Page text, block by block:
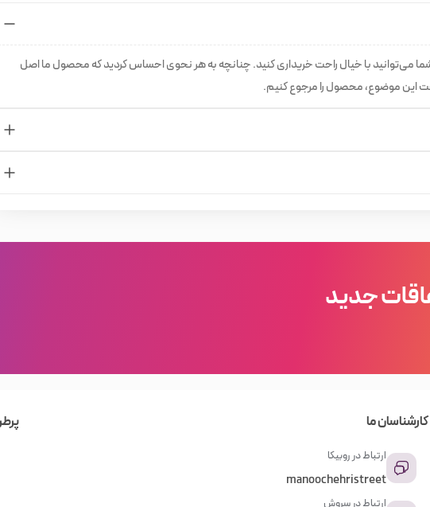
می‌توانید با خیال راحت خریداری کنید. چنانچه به هر نحوی احساس کردید که محصول ما اصل
این موضوع، محصول را مرجوع کنیم.
جدید
کارشناسان ما
ارتباط در روبیکا
manoochehristreet
ارتباط در سروش